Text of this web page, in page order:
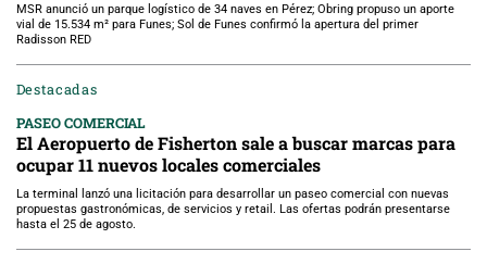
MSR anunció un parque logístico de 34 naves en Pérez; Obring propuso un aporte
vial de 15.534 m² para Funes; Sol de Funes confirmó la apertura del primer
Radisson RED
Destacadas
PASEO COMERCIAL
El Aeropuerto de Fisherton sale a buscar marcas para
ocupar 11 nuevos locales comerciales
La terminal lanzó una licitación para desarrollar un paseo comercial con nuevas
propuestas gastronómicas, de servicios y retail. Las ofertas podrán presentarse
hasta el 25 de agosto.